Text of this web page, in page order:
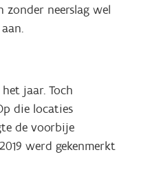
zonder neerslag wel
jaar. Toch
die locaties
de voorbije
werd gekenmerkt